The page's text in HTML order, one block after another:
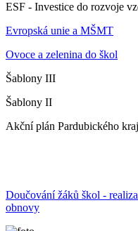
ESF - Investice do rozvoje
Evropská unie a MŠMT
Ovoce a zelenina do škol
Šablony III
Šablony II
Akční plán Pardubického
Doučování žáků škol -
obnovy